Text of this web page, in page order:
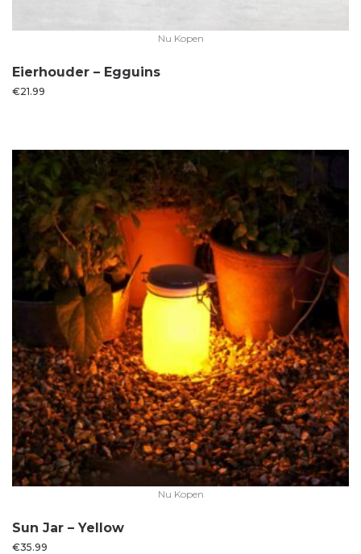
Nu Kopen
Eierhouder – Egguins
€21.99
Nu Kopen
Sun Jar – Yellow
€35.99